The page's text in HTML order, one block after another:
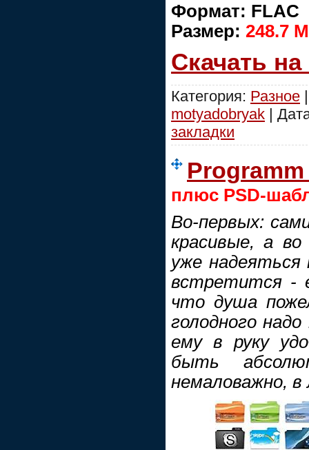
Формат: FLAC
Размер: 248.7
Скачать
Категория: Разное
motyadobryak |
закладки
плюс PSD-
Во-первых:
красивые, а
уже
встретится -
что душа
голодного
ему в руку
быть
немаловажно,